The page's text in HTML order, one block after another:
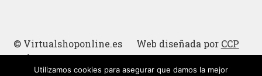
© Virtualshoponline.es Web diseñada por CCP
Cadena
Cucharas de madera
Utilizamos cookies para asegurar que damos la mejor